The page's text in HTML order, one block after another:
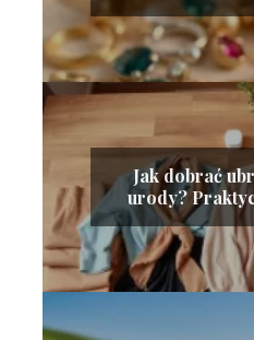
Jak dobrać
urody?